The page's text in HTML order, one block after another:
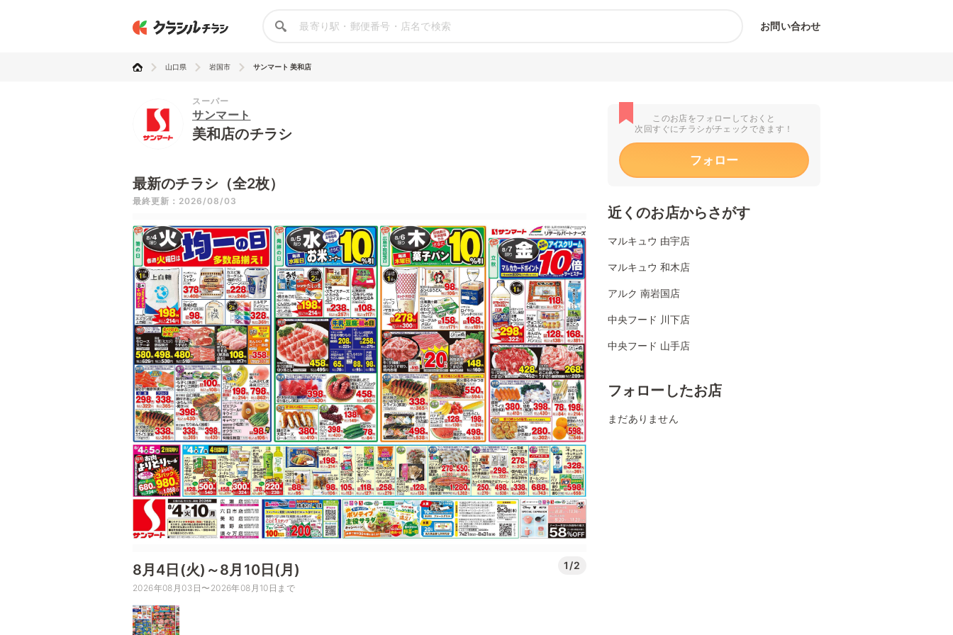
お問い合わせ
山口県 岩国市 サンマート 美和店
スーパー
サンマート
美和店のチラシ
最新のチラシ（全2枚）
最終更新：2026/08/03
8月4日(火)～8月10日(月) 1/2
2026年08月03日〜2026年08月10日まで
このお店をフォローしておくと
次回すぐにチラシがチェックできます！
フォロー
近くのお店からさがす
マルキュウ 由宇店
マルキュウ 和木店
アルク 南岩国店
中央フード 川下店
中央フード 山手店
フォローしたお店
まだありません